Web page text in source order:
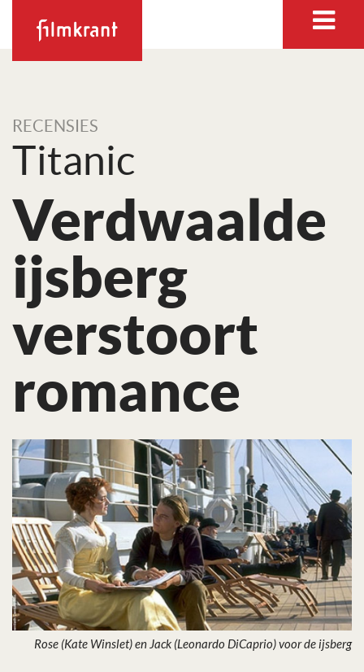
RECENSIES
Titanic
Verdwaalde
ijsberg
verstoort
romance
Rose (Kate Winslet) en Jack (Leonardo DiCaprio) voor de ijsberg